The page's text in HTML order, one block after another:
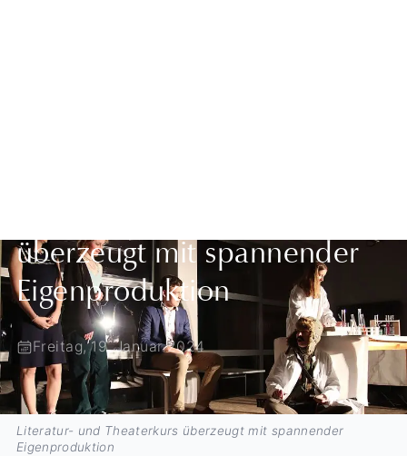
überzeugt mit spannender
Eigenproduktion
Freitag, 19. Januar 2024
Literatur- und Theaterkurs überzeugt mit spannender
Eigenproduktion